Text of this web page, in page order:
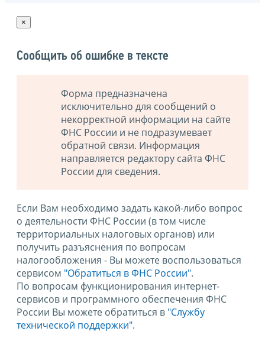
×
Сообщить об ошибке в тексте
Форма предназначена
исключительно для сообщений о
некорректной информации на сайте
ФНС России и не подразумевает
обратной связи. Информация
направляется редактору сайта ФНС
России для сведения.
Если Вам необходимо задать какой-либо вопрос
о деятельности ФНС России (в том числе
территориальных налоговых органов) или
получить разъяснения по вопросам
налогообложения - Вы можете воспользоваться
сервисом "Обратиться в ФНС России".
По вопросам функционирования интернет-
сервисов и программного обеспечения ФНС
России Вы можете обратиться в "Службу
технической поддержки".